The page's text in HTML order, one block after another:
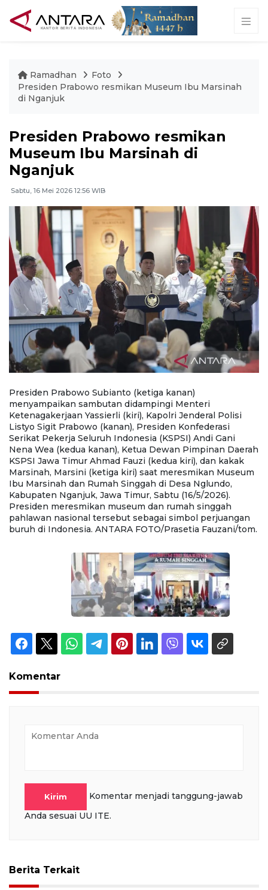
Ramadhan
Foto
Presiden Prabowo resmikan Museum Ibu Marsinah
di Nganjuk
Presiden Prabowo resmikan
Museum Ibu Marsinah di
Nganjuk
Sabtu, 16 Mei 2026 12:56 WIB
Presiden Prabowo Subianto (ketiga kanan)
menyampaikan sambutan didampingi Menteri
Ketenagakerjaan Yassierli (kiri), Kapolri Jenderal Polisi
Listyo Sigit Prabowo (kanan), Presiden Konfederasi
Serikat Pekerja Seluruh Indonesia (KSPSI) Andi Gani
Nena Wea (kedua kanan), Ketua Dewan Pimpinan Daerah
KSPSI Jawa Timur Ahmad Fauzi (kedua kiri), dan kakak
Marsinah, Marsini (ketiga kiri) saat meresmikan Museum
Ibu Marsinah dan Rumah Singgah di Desa Nglundo,
Kabupaten Nganjuk, Jawa Timur, Sabtu (16/5/2026).
Presiden meresmikan museum dan rumah singgah
pahlawan nasional tersebut sebagai simbol perjuangan
buruh di Indonesia. ANTARA FOTO/Prasetia Fauzani/tom.
Komentar
Kirim
Komentar menjadi tanggung-jawab
Anda sesuai UU ITE.
Berita Terkait